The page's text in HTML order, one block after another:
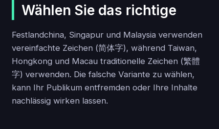
Wählen Sie das richtige
Festlandchina, Singapur und Malaysia verwenden
vereinfachte Zeichen (简体字), während Taiwan,
Hongkong und Macau traditionelle Zeichen (繁體
字) verwenden. Die falsche Variante zu wählen,
kann Ihr Publikum entfremden oder Ihre Inhalte
nachlässig wirken lassen.